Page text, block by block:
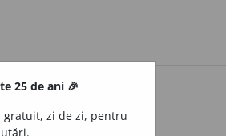
25 de ani 🎉
gratuit, zi de zi, pentru